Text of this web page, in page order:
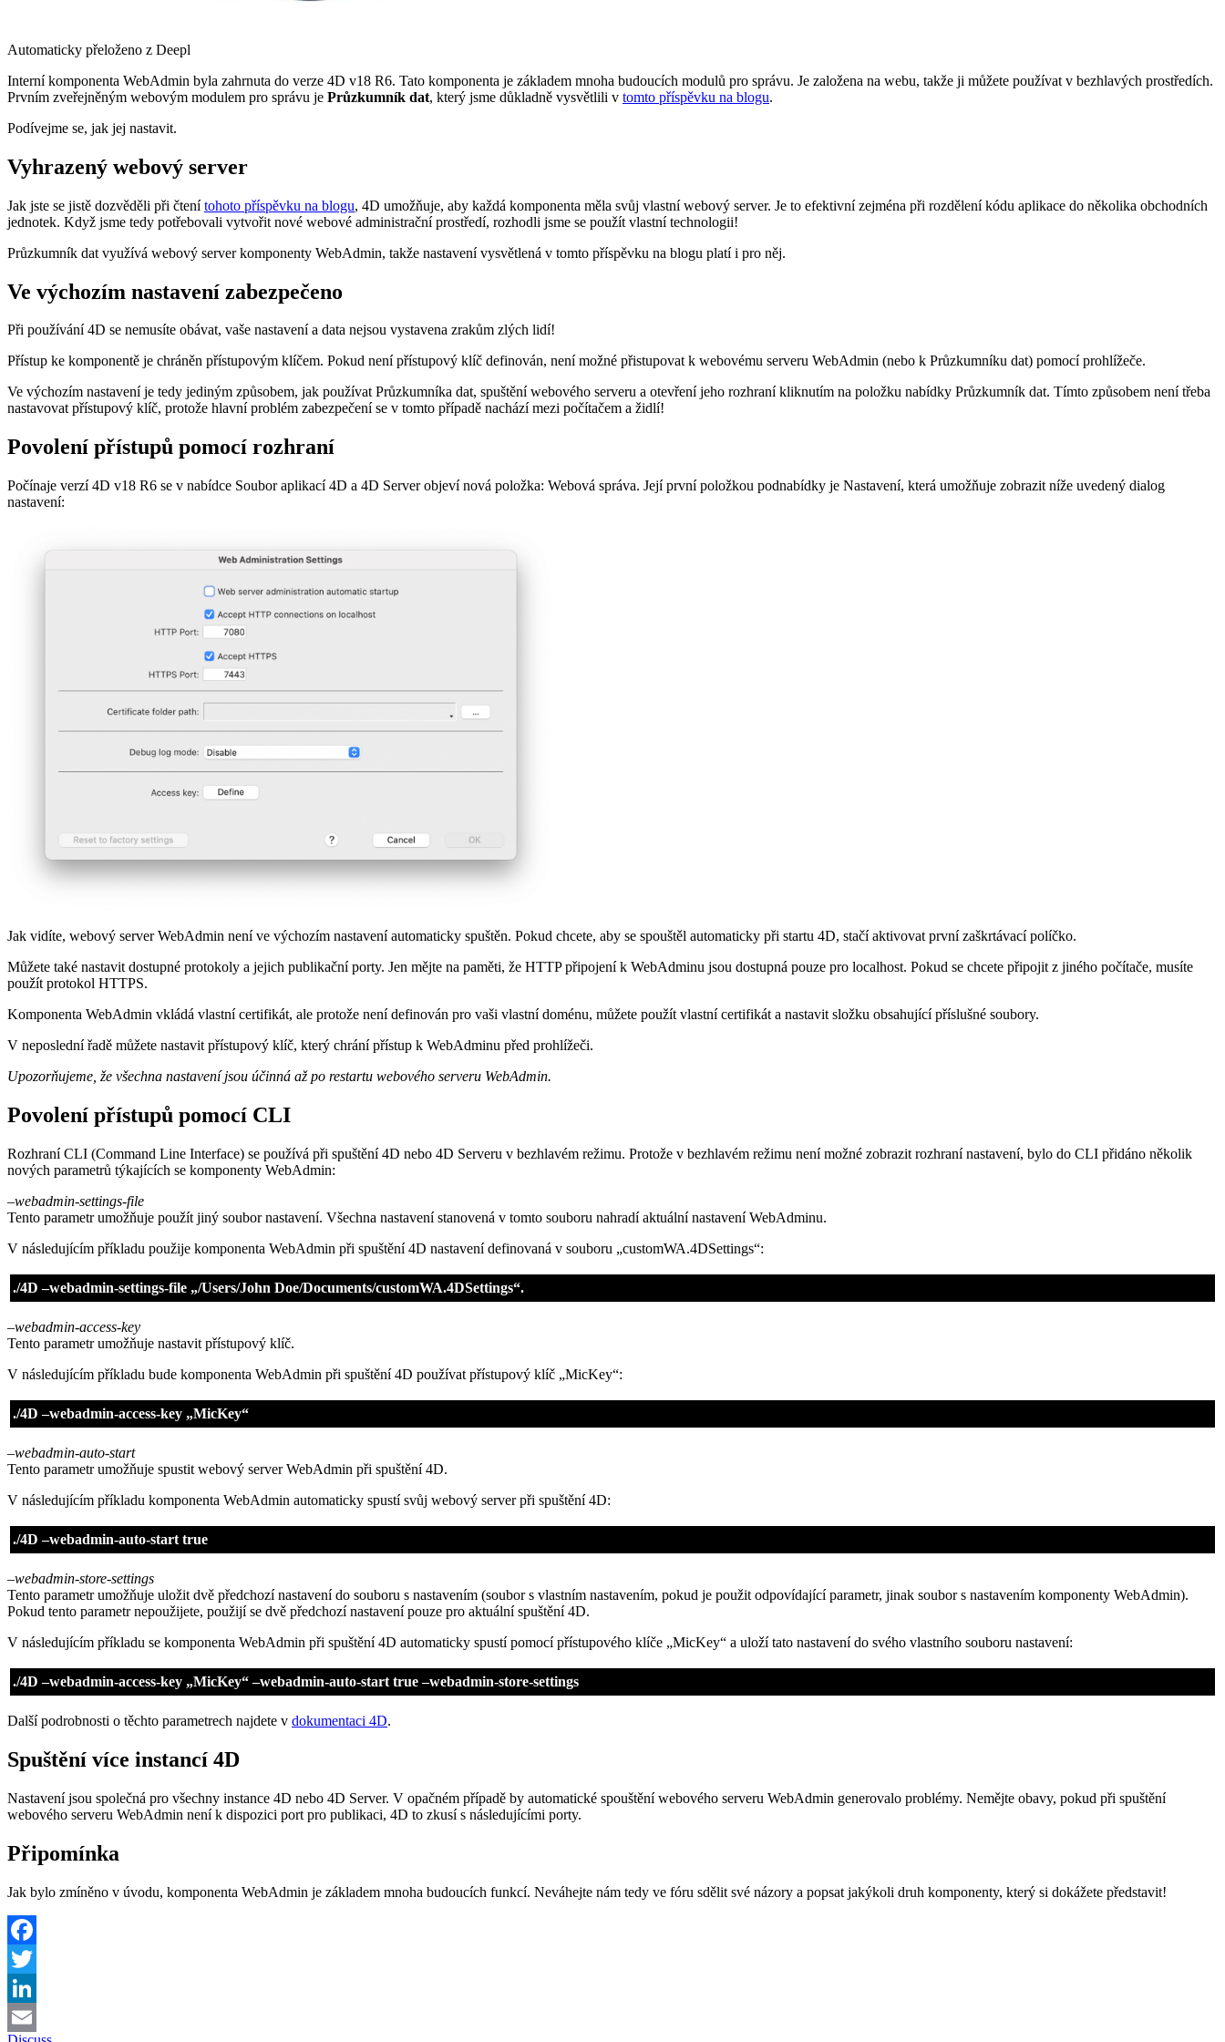
Automaticky přeloženo z Deepl
Interní komponenta WebAdmin byla zahrnuta do verze 4D v18 R6. Tato komponenta je základem mnoha budoucích modulů pro správu. Je založena na webu, takže ji můžete používat v bezhlavých prostředích.
Prvním zveřejněným webovým modulem pro správu je Průzkumník dat, který jsme důkladně vysvětlili v tomto příspěvku na blogu.
Podívejme se, jak jej nastavit.
Vyhrazený webový server
Jak jste se jistě dozvěděli při čtenítohoto příspěvku na blogu, 4D umožňuje, aby každá komponenta měla svůj vlastní webový server. Je to efektivní zejména při rozdělení kódu aplikace do několika obchodních
jednotek. Když jsme tedy potřebovali vytvořit nové webové administrační prostředí, rozhodli jsme se použít vlastní technologii!
Průzkumník dat využívá webový server komponenty WebAdmin, takže nastavení vysvětlená v tomto příspěvku na blogu platí i pro něj.
Ve výchozím nastavení zabezpečeno
Při používání 4D se nemusíte obávat, vaše nastavení a data nejsou vystavena zrakům zlých lidí!
Přístup ke komponentě je chráněn přístupovým klíčem. Pokud není přístupový klíč definován, není možné přistupovat k webovému serveru WebAdmin (nebo k Průzkumníku dat) pomocí prohlížeče.
Ve výchozím nastavení je tedy jediným způsobem, jak používat Průzkumníka dat, spuštění webového serveru a otevření jeho rozhraní kliknutím na položku nabídky Průzkumník dat. Tímto způsobem není třeba
nastavovat přístupový klíč, protože hlavní problém zabezpečení se v tomto případě nachází mezi počítačem a židlí!
Povolení přístupů pomocí rozhraní
Počínaje verzí 4D v18 R6 se v nabídce Soubor aplikací 4D a 4D Server objeví nová položka: Webová správa. Její první položkou podnabídky je Nastavení, která umožňuje zobrazit níže uvedený dialog
nastavení:
Jak vidíte, webový server WebAdmin není ve výchozím nastavení automaticky spuštěn. Pokud chcete, aby se spouštěl automaticky při startu 4D, stačí aktivovat první zaškrtávací políčko.
Můžete také nastavit dostupné protokoly a jejich publikační porty. Jen mějte na paměti, že HTTP připojení k WebAdminu jsou dostupná pouze pro localhost. Pokud se chcete připojit z jiného počítače, musíte
použít protokol HTTPS.
Komponenta WebAdmin vkládá vlastní certifikát, ale protože není definován pro vaši vlastní doménu, můžete použít vlastní certifikát a nastavit složku obsahující příslušné soubory.
V neposlední řadě můžete nastavit přístupový klíč, který chrání přístup k WebAdminu před prohlížeči.
Upozorňujeme, že všechna nastavení jsou účinná až po restartu webového serveru WebAdmin.
Povolení přístupů pomocí CLI
Rozhraní CLI (Command Line Interface) se používá při spuštění 4D nebo 4D Serveru v bezhlavém režimu. Protože v bezhlavém režimu není možné zobrazit rozhraní nastavení, bylo do CLI přidáno několik
nových parametrů týkajících se komponenty WebAdmin:
–webadmin-settings-file
Tento parametr umožňuje použít jiný soubor nastavení. Všechna nastavení stanovená v tomto souboru nahradí aktuální nastavení WebAdminu.
V následujícím příkladu použije komponenta WebAdmin při spuštění 4D nastavení definovaná v souboru „customWA.4DSettings“:
./4D –webadmin-settings-file „/Users/John Doe/Documents/customWA.4DSettings“.
–webadmin-access-key
Tento parametr umožňuje nastavit přístupový klíč.
V následujícím příkladu bude komponenta WebAdmin při spuštění 4D používat přístupový klíč „MicKey“:
./4D –webadmin-access-key „MicKey“
–webadmin-auto-start
Tento parametr umožňuje spustit webový server WebAdmin při spuštění 4D.
V následujícím příkladu komponenta WebAdmin automaticky spustí svůj webový server při spuštění 4D:
./4D –webadmin-auto-start true
–webadmin-store-settings
Tento parametr umožňuje uložit dvě předchozí nastavení do souboru s nastavením (soubor s vlastním nastavením, pokud je použit odpovídající parametr, jinak soubor s nastavením komponenty WebAdmin).
Pokud tento parametr nepoužijete, použijí se dvě předchozí nastavení pouze pro aktuální spuštění 4D.
V následujícím příkladu se komponenta WebAdmin při spuštění 4D automaticky spustí pomocí přístupového klíče „MicKey“ a uloží tato nastavení do svého vlastního souboru nastavení:
./4D –webadmin-access-key „MicKey“ –webadmin-auto-start true –webadmin-store-settings
Další podrobnosti o těchto parametrech najdete v dokumentaci 4D.
Spuštění více instancí 4D
Nastavení jsou společná pro všechny instance 4D nebo 4D Server. V opačném případě by automatické spouštění webového serveru WebAdmin generovalo problémy. Nemějte obavy, pokud při spuštění
webového serveru WebAdmin není k dispozici port pro publikaci, 4D to zkusí s následujícími porty.
Připomínka
Jak bylo zmíněno v úvodu, komponenta WebAdmin je základem mnoha budoucích funkcí. Neváhejte nám tedy ve fóru sdělit své názory a popsat jakýkoli druh komponenty, který si dokážete představit!
Facebook
Twitter
LinkedIn